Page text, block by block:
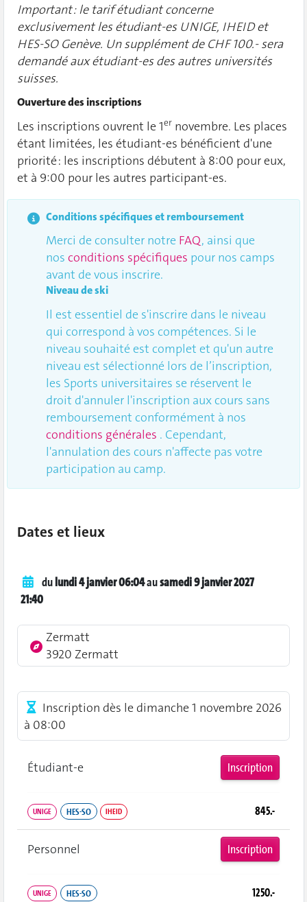
Important : le tarif étudiant concerne
exclusivement les étudiant-es UNIGE, IHEID et
HES-SO Genève. Un supplément de CHF 100.- sera
demandé aux étudiant-es des autres universités
suisses.
Ouverture des inscriptions
Les inscriptions ouvrent le 1er novembre. Les places
étant limitées, les étudiant-es bénéficient d'une
priorité : les inscriptions débutent à 8:00 pour eux,
et à 9:00 pour les autres participant-es.
Conditions spécifiques et remboursement
Merci de consulter notre FAQ, ainsi que
nos conditions spécifiques pour nos camps
avant de vous inscrire.
Niveau de ski
Il est essentiel de s'inscrire dans le niveau
qui correspond à vos compétences. Si le
niveau souhaité est complet et qu'un autre
niveau est sélectionné lors de l’inscription,
les Sports universitaires se réservent le
droit d'annuler l'inscription aux cours sans
remboursement conformément à nos
conditions générales . Cependant,
l'annulation des cours n'affecte pas votre
participation au camp.
Dates et lieux
dulundi 4 janvier 06:04ausamedi 9 janvier 2027
21:40
Zermatt
3920 Zermatt
Inscription dès le dimanche 1 novembre 2026
à 08:00
Étudiant‑e Inscription
UNIGE HES-SO IHEID 845.-
Personnel Inscription
UNIGE HES-SO 1250.-